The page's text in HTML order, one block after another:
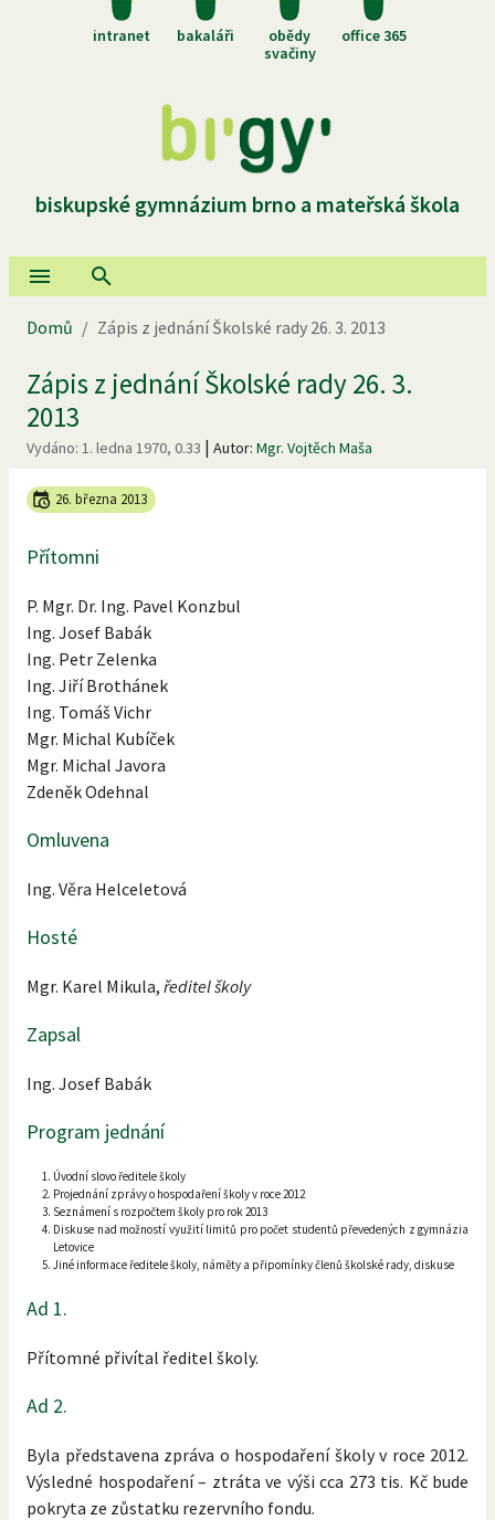
intranet bakaláři
obědy
svačiny
office 365
biskupské gymnázium brno a mateřská škola
Domů / Zápis z jednání Školské rady 26. 3. 2013
Zápis z jednání Školské rady 26. 3.
2013
Vydáno: 1. ledna 1970, 0.33 | Autor: Mgr. Vojtěch Maša
26. března 2013
Přítomni
P. Mgr. Dr. Ing. Pavel Konzbul
Ing. Josef Babák
Ing. Petr Zelenka
Ing. Jiří Brothánek
Ing. Tomáš Vichr
Mgr. Michal Kubíček
Mgr. Michal Javora
Zdeněk Odehnal
Omluvena
Ing. Věra Helceletová
Hosté
Mgr. Karel Mikula, ředitel školy
Zapsal
Ing. Josef Babák
Program jednání
Úvodní slovo ředitele školy
Projednání zprávy o hospodaření školy v roce 2012
Seznámení s rozpočtem školy pro rok 2013
Diskuse nad možností využití limitů pro počet studentů převedených z gymnázia
Letovice
Jiné informace ředitele školy, náměty a připomínky členů školské rady, diskuse
Ad 1.
Přítomné přivítal ředitel školy.
Ad 2.
Byla představena zpráva o hospodaření školy v roce 2012.
Výsledné hospodaření – ztráta ve výši cca 273 tis. Kč bude
pokryta ze zůstatku rezervního fondu.